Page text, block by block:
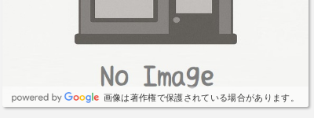
画像は著作権で保護されている場合があります。